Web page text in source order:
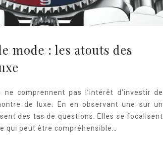
mode : les atouts des
ne comprennent pas l’intérêt d’investir de
de luxe. En en observant une sur un
des tas de questions. Elles se focalisent
qui peut être compréhensible…